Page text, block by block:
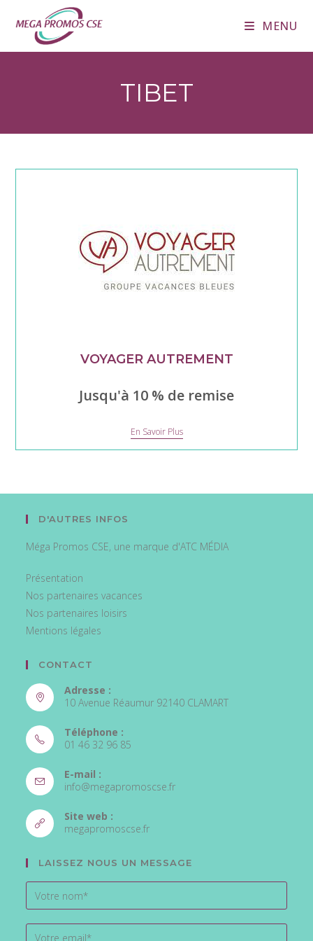
MENU
TIBET
VOYAGER AUTREMENT
Jusqu'à 10 % de remise
En Savoir PlusVOYAGER
AUTREMENT
D'AUTRES INFOS
Méga Promos CSE, une marque d'ATC MÉDIA
Présentation
Nos partenaires vacances
Nos partenaires loisirs
Mentions légales
CONTACT
Adresse :
10 Avenue Réaumur 92140 CLAMART
Téléphone :
01 46 32 96 85
dans
votre
application
E-mail :
info@megapromoscse.frS’ouvre
Site web :
megapromoscse.frS’ouvre
nouvel
onglet
LAISSEZ NOUS UN MESSAGE